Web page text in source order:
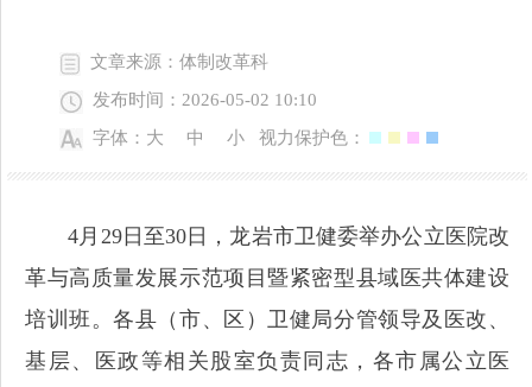
文章来源：体制改革科
发布时间：2026-05-02 10:10
字体： 大 中 小 视力保护色：
4月29日至30日，龙岩市卫健委举办公立医院改
革与高质量发展示范项目暨紧密型县域医共体建设
培训班。各县（市、区）卫健局分管领导及医改、
基层、医政等相关股室负责同志，各市属公立医